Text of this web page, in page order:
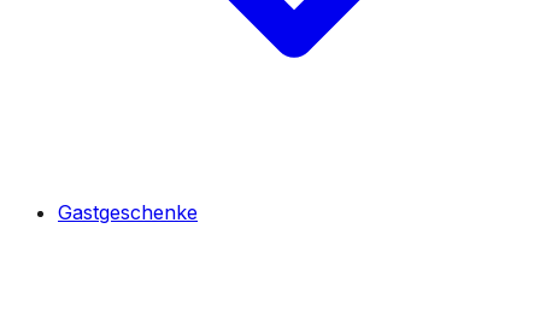
Gastgeschenke